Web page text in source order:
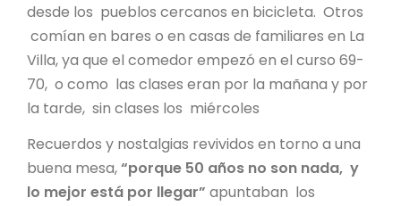
desde los pueblos cercanos en bicicleta. Otros
comían en bares o en casas de familiares en La
Villa, ya que el comedor empezó en el curso 69-
70, o como las clases eran por la mañana y por
la tarde, sin clases los miércoles
Recuerdos y nostalgias revividos en torno a una
buena mesa,“porque 50 años no son nada, y
lo mejor está por llegar” apuntaban los